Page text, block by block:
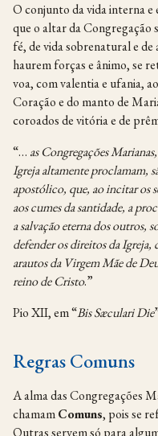
O conjunto da vida interna
que o altar da Congregação
fé, de vida sobrenatural e
haurem forças e ânimo, se
voa, com valentia e ufania,
Coração e do manto de
coroados de vitória e de
“… as CongregaçõesMarianas,
Igreja altamente proclamam,
apostólico, que, ao incitar os
aos cumes da santidade, a
a salvação eterna dos outros,
defender os direitos da Igreja,
arautos da Virgem Mãe de
reino de Cristo.”
Pio XII, em “BisSæculariDie
Regras Comuns
A alma das Congregações
chamamComuns, pois se
Outras servem só para